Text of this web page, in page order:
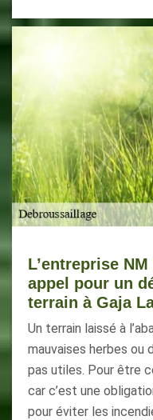
L’entreprise
appel pour un
terrain à Gaja
Un terrain laissé à
mauvaises herbes ou
pas utiles. Pour être
car c’est une
pour éviter les